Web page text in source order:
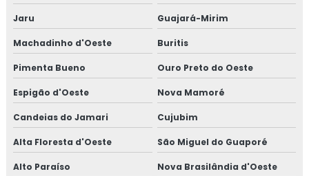
Jaru Guajará-Mirim
Machadinho d'Oeste Buritis
Pimenta Bueno Ouro Preto do Oeste
Espigão d'Oeste Nova Mamoré
Candeias do Jamari Cujubim
Alta Floresta d'Oeste São Miguel do Guaporé
Alto Paraíso
Nova Brasilândia d'Oeste